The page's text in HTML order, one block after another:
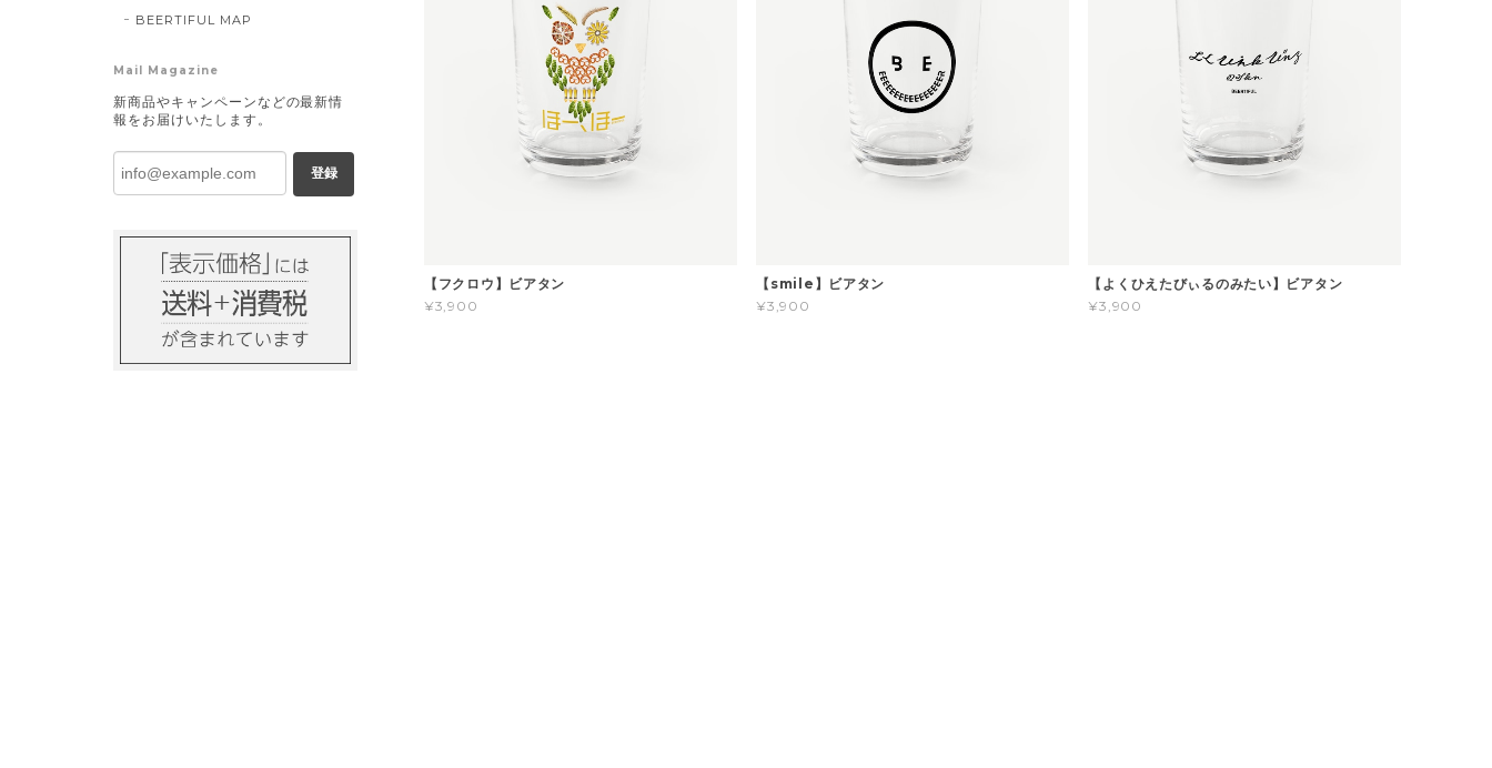
【フクロウ】ビアタン
¥3,900
【smile】ビアタン
¥3,900
【よくひえたびぃるのみたい】ビアタン
¥3,900
BEERTIFUL MAP
Mail Magazine
新商品やキャンペーンなどの最新情
報をお届けいたします。
登録